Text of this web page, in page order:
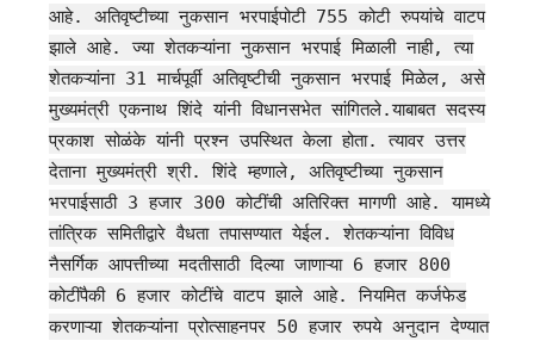
आहे. अतिवृष्टीच्या नुकसान भरपाईपोटी 755 कोटी रुपयांचे वाटप
झाले आहे. ज्या शेतकऱ्यांना नुकसान भरपाई मिळाली नाही, त्या
शेतकऱ्यांना 31 मार्चपूर्वी अतिवृष्टीची नुकसान भरपाई मिळेल, असे
मुख्यमंत्री एकनाथ शिंदे यांनी विधानसभेत सांगितले.याबाबत सदस्य
प्रकाश सोळंके यांनी प्रश्न उपस्थित केला होता. त्यावर उत्तर
देताना मुख्यमंत्री श्री. शिंदे म्हणाले, अतिवृष्टीच्या नुकसान
भरपाईसाठी 3 हजार 300 कोटींची अतिरिक्त मागणी आहे. यामध्ये
तांत्रिक समितीद्वारे वैधता तपासण्यात येईल. शेतकऱ्यांना विविध
नैसर्गिक आपत्तीच्या मदतीसाठी दिल्या जाणाऱ्या 6 हजार 800
कोटींपैकी 6 हजार कोटींचे वाटप झाले आहे. नियमित कर्जफेड
करणाऱ्या शेतकऱ्यांना प्रोत्साहनपर 50 हजार रुपये अनुदान देण्यात